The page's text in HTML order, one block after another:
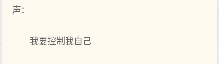
声：
我要控制我自己